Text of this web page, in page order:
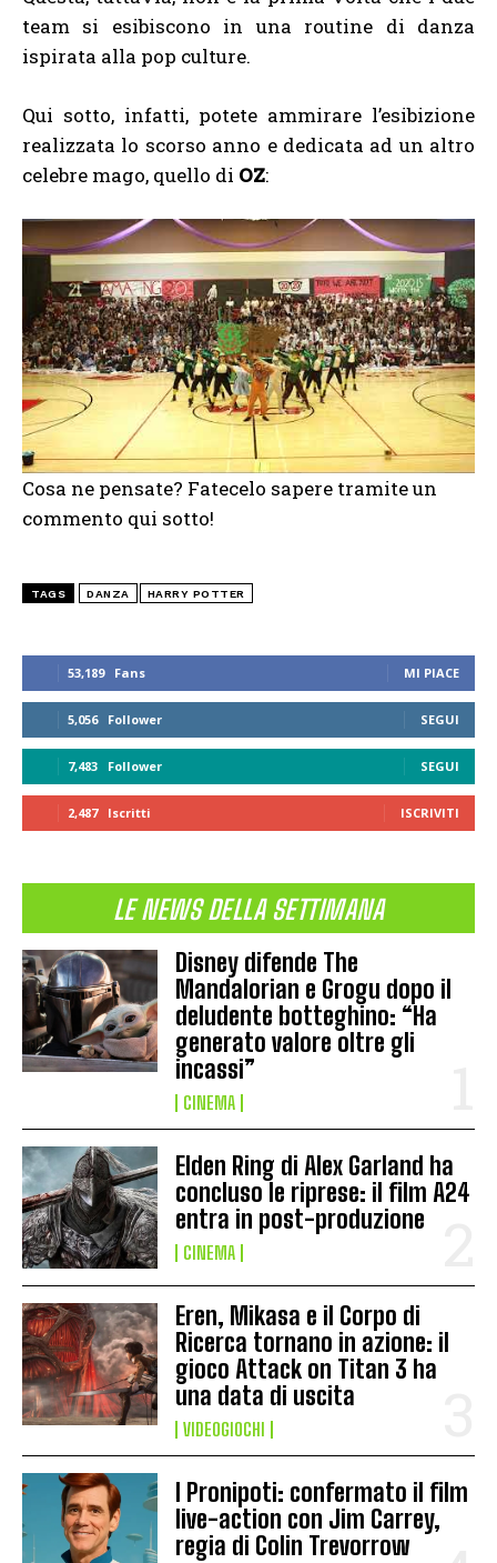
53,189 Fans MI PIACE
5,056 Follower SEGUI
7,483 Follower SEGUI
2,487 Iscritti ISCRIVITI
LE NEWS DELLA SETTIMANA
Disney difende The
Mandalorian e Grogu dopo il
deludente botteghino: “Ha
generato valore oltre gli
incassi”
CINEMA
Elden Ring di Alex Garland ha
concluso le riprese: il film A24
entra in post-produzione
CINEMA
Eren, Mikasa e il Corpo di
Ricerca tornano in azione: il
gioco Attack on Titan 3 ha
una data di uscita
VIDEOGIOCHI
I Pronipoti: confermato il film
live-action con Jim Carrey,
regia di Colin Trevorrow
team si esibiscono in una routine di danza
ispirata alla pop culture.
Qui sotto, infatti, potete ammirare l’esibizione
realizzata lo scorso anno e dedicata ad un altro
celebre mago, quello di OZ:
Cosa ne pensate? Fatecelo sapere tramite un
commento qui sotto!
TAGS DANZA HARRY POTTER